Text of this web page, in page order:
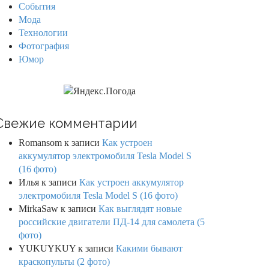
События
Мода
Технологии
Фотография
Юмор
комментарии
Romansom к записи Как устроен
аккумулятор электромобиля Tesla Model S
(16 фото)
Илья к записи Как устроен аккумулятор
электромобиля Tesla Model S (16 фото)
MirkaSaw к записи Как выглядят новые
российские двигатели ПД-14 для самолета (5
фото)
YUKUYKUY к записи Какими бывают
краскопульты (2 фото)